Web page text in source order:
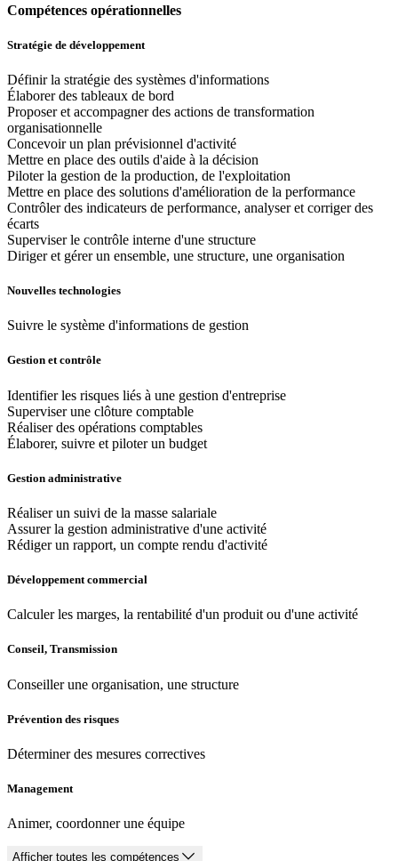
Compétences opérationnelles
Stratégie de développement
Définir la stratégie des systèmes d'informations
Élaborer des tableaux de bord
Proposer et accompagner des actions de transformation
organisationnelle
Concevoir un plan prévisionnel d'activité
Mettre en place des outils d'aide à la décision
Piloter la gestion de la production, de l'exploitation
Mettre en place des solutions d'amélioration de la performance
Contrôler des indicateurs de performance, analyser et corriger des
écarts
Superviser le contrôle interne d'une structure
Diriger et gérer un ensemble, une structure, une organisation
Nouvelles technologies
Suivre le système d'informations de gestion
Gestion et contrôle
Identifier les risques liés à une gestion d'entreprise
Superviser une clôture comptable
Réaliser des opérations comptables
Élaborer, suivre et piloter un budget
Gestion administrative
Réaliser un suivi de la masse salariale
Assurer la gestion administrative d'une activité
Rédiger un rapport, un compte rendu d'activité
Développement commercial
Calculer les marges, la rentabilité d'un produit ou d'une activité
Conseil, Transmission
Conseiller une organisation, une structure
Prévention des risques
Déterminer des mesures correctives
Management
Animer, coordonner une équipe
Afficher toutes les compétences